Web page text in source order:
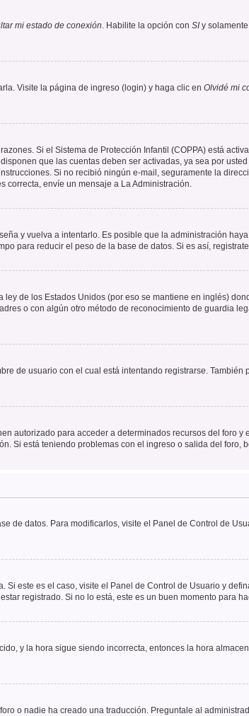
mi estado de conexión. Habilite la opción con SI y
Visite la página de ingreso (login) y haga clic en Olvidé mi
Si el Sistema de Protección Infantil (COPPA) está
que las cuentas deben ser activadas, ya sea por
Si no recibió ningún e-mail, seguramente la
correcta, envíe un mensaje a La Administración.
y vuelva a intentarlo. Es posible que la administración
para reducir el peso de la base de datos. Si es así,
de los Estados Unidos (por eso se mantiene en inglés)
o con algún otro método de reconocimiento de guardia
de usuario con el cual está intentando registrarse.
autorizado para acceder a determinados recursos del foro y
Si está teniendo problemas con el ingreso o salida del foro,
de datos. Para modificarlos, visite el Panel de Control de
este es el caso, visite el Panel de Control de Usuario y
registrado. Si no lo está, este es un buen momento para
y la hora sigue siendo incorrecta, entonces la hora
o nadie ha creado una traducción. Preguntale al